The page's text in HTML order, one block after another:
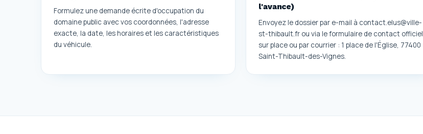
Formulez une demande écrite d'occupation du
domaine public avec vos coordonnées, l'adresse
exacte, la date, les horaires et les caractéristiques
du véhicule.
l'avance)
Envoyez le dossier par e-mail à contact.elus@ville-
st-thibault.fr ou via le formulaire de contact officiel,
sur place ou par courrier : 1 place de l'Église, 77400
Saint-Thibault-des-Vignes.